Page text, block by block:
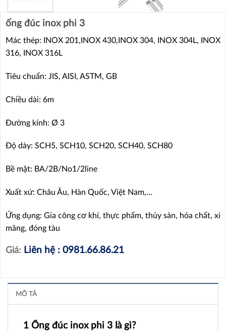
ống đúc inox phi 3
Mác thép: INOX 201,INOX 430,INOX 304, INOX 304L, INOX
316, INOX 316L
Tiêu chuẩn: JIS, AISI, ASTM, GB
Chiều dài: 6m
Đường kính: Ø 3
Độ dày: SCH5, SCH10, SCH20, SCH40, SCH80
Bề mặt: BA/2B/No1/2line
Xuất xứ: Châu Âu, Hàn Quốc, Việt Nam,…
Ứng dụng: Gia công cơ khí, thực phẩm, thủy sản, hóa chất, xi
măng, đóng tàu
Giá: Liên hệ : 0981.66.86.21
MÔ TẢ
1 Ống đúc inox phi 3 là gì?